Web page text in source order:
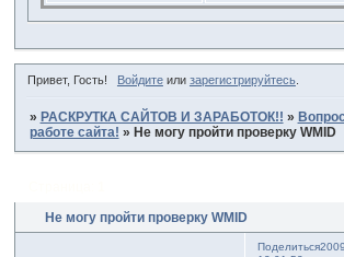
Привет, Гость! Войдитеили зарегистрируйтесь.
» РАСКРУТКА САЙТОВ И ЗАРАБОТОК!! »
работе сайта! » Не могу пройти проверку WMID
Не могу пройти проверку WMID
Поделиться